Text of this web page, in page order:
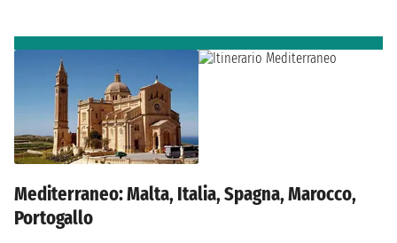
Mediterraneo: Malta, Italia, Spagna, Marocco,
Portogallo